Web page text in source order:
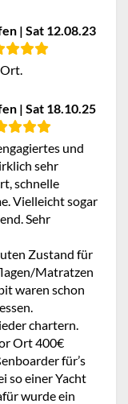
| Sat 12.08.23
| Sat 18.10.25
und
sehr
schnelle
Vielleicht sogar
Sehr
Zustand für
Matratzen
waren schon
chartern.
Ort 400€
für’s
so einer Yacht
wurde ein